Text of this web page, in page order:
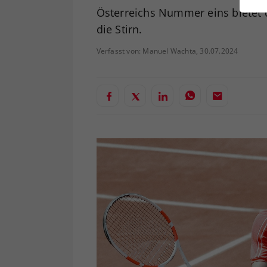
Österreichs Nummer eins bietet
die Stirn.
Verfasst von: Manuel Wachta, 30.07.2024